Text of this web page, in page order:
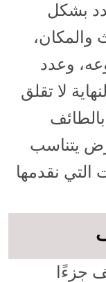
بشكل
والمكان،
وعدد
لا تقلق
يتناسب
نقدمها
جزءًا